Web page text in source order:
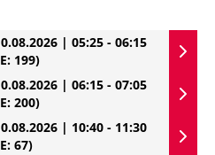
| 05:25 - 06:15
199)
| 06:15 - 07:05
200)
| 10:40 - 11:30
67)